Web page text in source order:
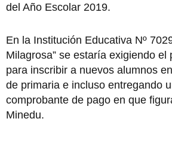
del Año Escolar 2019.
En la Institución Educativa Nº
Milagrosa” se estaría exigiendo el
para inscribir a nuevos alumnos
de primaria e incluso entregando
comprobante de pago en que
Minedu.